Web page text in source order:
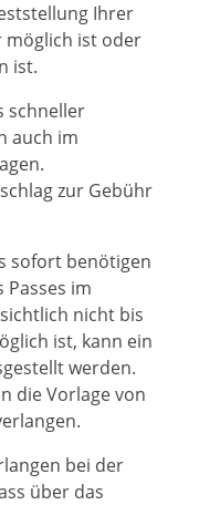
Ihrer
ist oder
ist.
schneller
auch im
zur Gebühr
sofort benötigen
Passes im
nicht bis
ist, kann ein
werden.
die Vorlage von
bei der
über das